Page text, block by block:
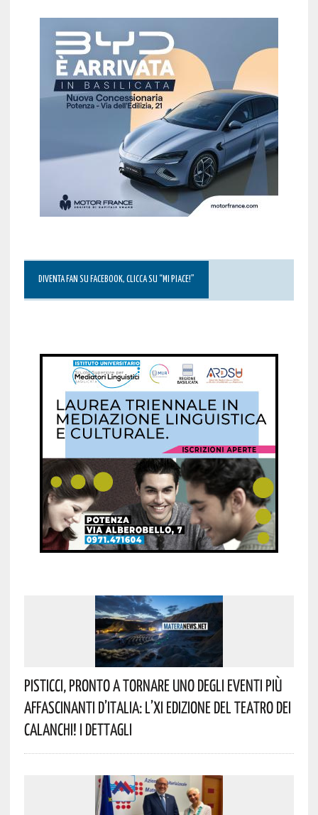
DIVENTA FAN SU FACEBOOK, CLICCA SU “MI PIACE!”
Pisticci, Pronto A Tornare Uno Degli Eventi Più
Affascinanti D’Italia: L’XI Edizione Del Teatro Dei
Calanchi! I Dettagli